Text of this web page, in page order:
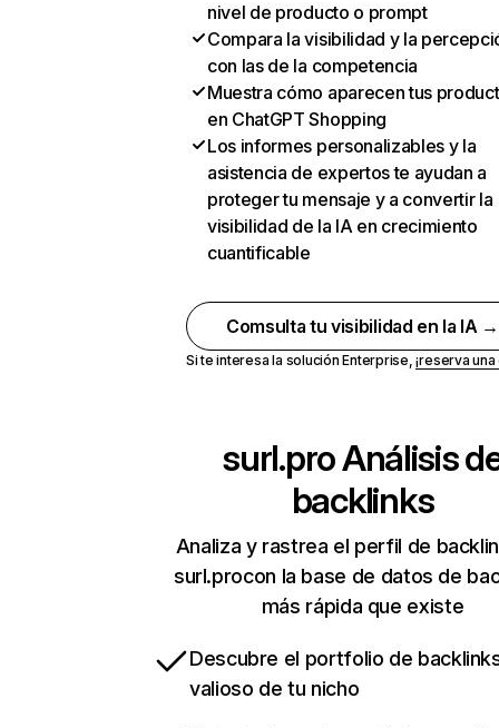
nivel de producto o prompt
Compara la visibilidad y la
con las de la competencia
Muestra cómo aparecen tus
en ChatGPT Shopping
Los informes personalizables y la
asistencia de expertos te ayudan a
proteger tu mensaje y a convertir la
visibilidad de la IA en crecimiento
cuantificable
Comsulta tu visibilidad en la IA →
Si te interesa la solución Enterprise,¡reserva
surl.proAnálisis
backlinks
Analiza y rastrea el perfil de
surl.procon la base de datos de
más rápida que existe
Descubre el portfolio de
valioso de tu nicho